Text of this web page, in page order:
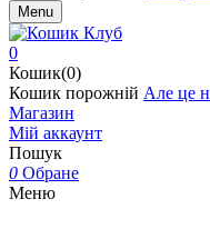
Menu
0
Кошик(0)
Кошик порожній Але це
Магазин
Мій аккаунт
Пошук
0 Обране
Меню